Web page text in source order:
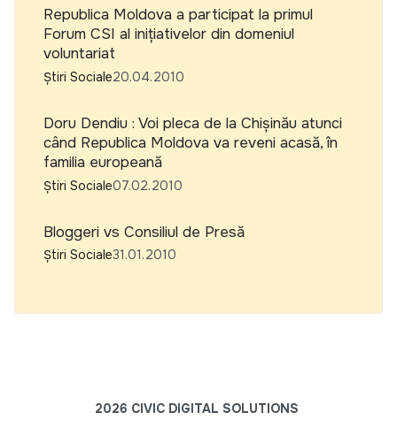
Republica Moldova a participat la primul
Forum CSI al iniţiativelor din domeniul
voluntariat
Știri Sociale20.04.2010
Doru Dendiu : Voi pleca de la Chişinău atunci
când Republica Moldova va reveni acasă, în
familia europeană
Știri Sociale07.02.2010
Bloggeri vs Consiliul de Presă
Știri Sociale31.01.2010
2026 CIVIC DIGITAL SOLUTIONS